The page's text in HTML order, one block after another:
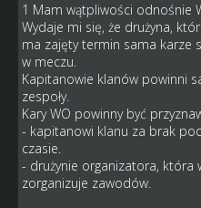
1 Mam wątpliwości odnośnie
Wydaje mi się, że drużyna,
ma zajęty termin sama karze
w meczu.
Kapitanowie klanów powinni
zespoły.
Kary WO powinny być
- kapitanowi klanu za brak
czasie.
- drużynie organizatora, która
zorganizuje zawodów.